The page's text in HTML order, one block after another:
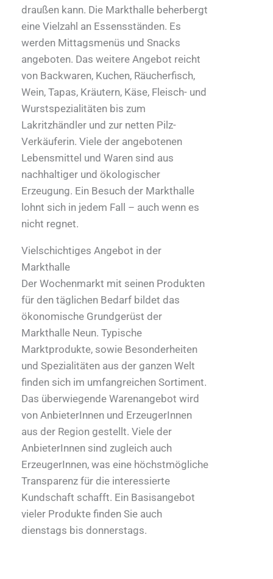
draußen kann. Die Markthalle beherbergt
eine Vielzahl an Essensständen. Es
werden Mittagsmenüs und Snacks
angeboten. Das weitere Angebot reicht
von Backwaren, Kuchen, Räucherfisch,
Wein, Tapas, Kräutern, Käse, Fleisch- und
Wurstspezialitäten bis zum
Lakritzhändler und zur netten Pilz-
Verkäuferin. Viele der angebotenen
Lebensmittel und Waren sind aus
nachhaltiger und ökologischer
Erzeugung. Ein Besuch der Markthalle
lohnt sich in jedem Fall – auch wenn es
nicht regnet.
Vielschichtiges Angebot in der
Markthalle
Der Wochenmarkt mit seinen Produkten
für den täglichen Bedarf bildet das
ökonomische Grundgerüst der
Markthalle Neun. Typische
Marktprodukte, sowie Besonderheiten
und Spezialitäten aus der ganzen Welt
finden sich im umfangreichen Sortiment.
Das überwiegende Warenangebot wird
von AnbieterInnen und ErzeugerInnen
aus der Region gestellt. Viele der
AnbieterInnen sind zugleich auch
ErzeugerInnen, was eine höchstmögliche
Transparenz für die interessierte
Kundschaft schafft. Ein Basisangebot
vieler Produkte finden Sie auch
dienstags bis donnerstags.